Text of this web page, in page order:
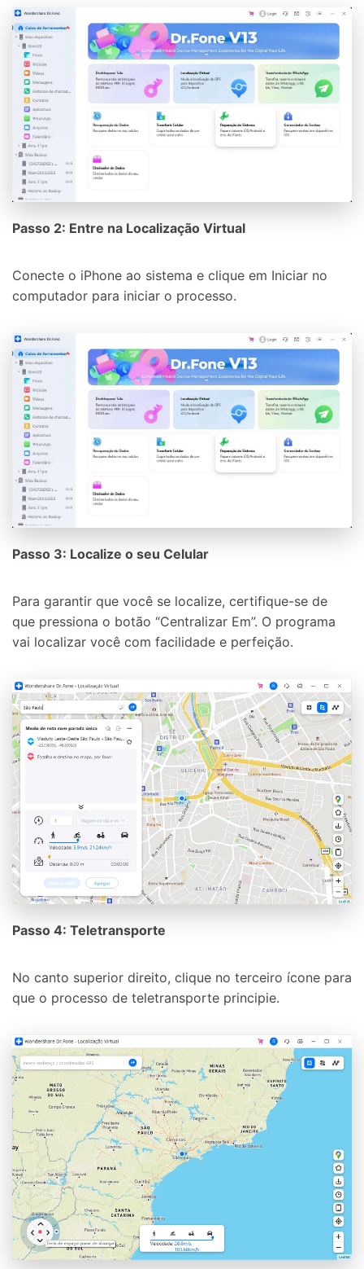
Passo 2: Entre na Localização Virtual
Conecte o iPhone ao sistema e clique em Iniciar no
computador para iniciar o processo.
Passo 3: Localize o seu Celular
Para garantir que você se localize, certifique-se de
que pressiona o botão “Centralizar Em”. O programa
vai localizar você com facilidade e perfeição.
Passo 4: Teletransporte
No canto superior direito, clique no terceiro ícone para
que o processo de teletransporte principie.